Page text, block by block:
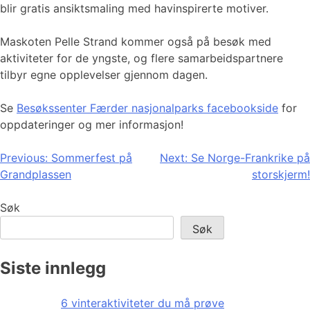
blir gratis ansiktsmaling med havinspirerte motiver.
Maskoten Pelle Strand kommer også på besøk med
aktiviteter for de yngste, og flere samarbeidspartnere
tilbyr egne opplevelser gjennom dagen.
Se Besøkssenter Færder nasjonalparks facebookside for
oppdateringer og mer informasjon!
Innleggsnavigasjon
Previous: Sommerfest på
Grandplassen
Next: Se Norge-Frankrike på
storskjerm!
Søk
Søk
Siste innlegg
6 vinteraktiviteter du må prøve